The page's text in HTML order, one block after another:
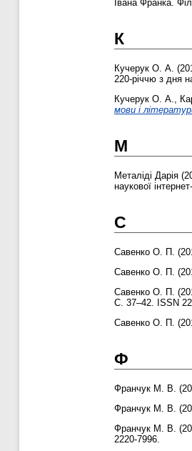
Івана Франка.
К
Кучерук О. А.
220-річчю з дня
Кучерук О. А.,
мови і
М
Металіді Дарія
наукової
С
Савенко О. П.
Савенко О. П.
Савенко О. П.
С. 37–42. ISSN
Савенко О. П.
Ф
Франчук М. В.
Франчук М. В.
Франчук М. В.
2220-7996.